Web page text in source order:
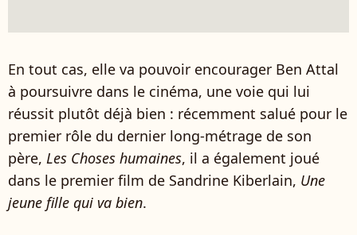
En tout cas, elle va pouvoir encourager Ben Attal
à poursuivre dans le cinéma, une voie qui lui
réussit plutôt déjà bien : récemment salué pour le
premier rôle du dernier long-métrage de son
père, Les Choses humaines, il a également joué
dans le premier film de Sandrine Kiberlain, Une
jeune fille qui va bien.